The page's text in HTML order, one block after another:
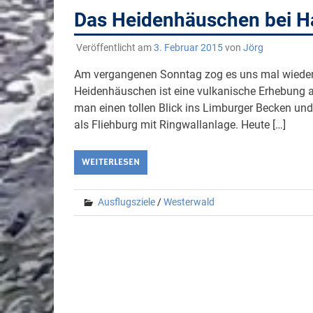
Das Heidenhäuschen bei
Veröffentlicht am3. Februar 2015von Jörg
Am vergangenen Sonntag zog es uns mal
Heidenhäuschen ist eine vulkanische
man einen tollen Blick ins Limburger Becken
als Fliehburg mit Ringwallanlage. Heute […]
WEITERLESEN
Ausflugsziele/Westerwald